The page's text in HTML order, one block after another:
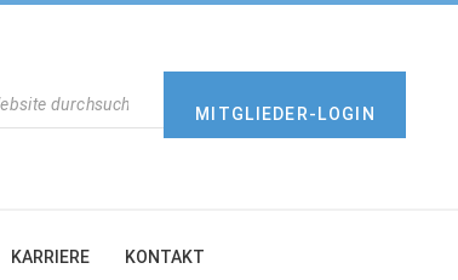
MITGLIEDER-LOGIN
KARRIERE KONTAKT